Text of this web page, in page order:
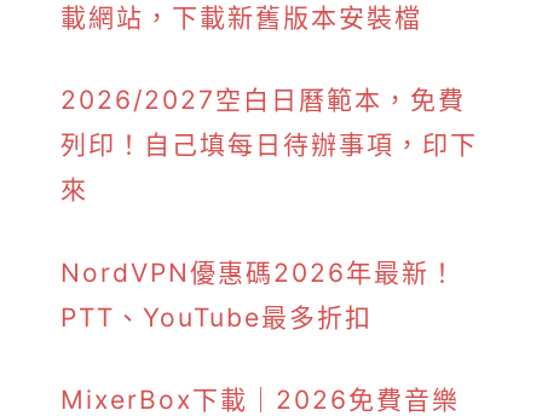
載網站，下載新舊版本安裝檔
2026/2027空白日曆範本，免費
列印！自己填每日待辦事項，印下
來
NordVPN優惠碼2026年最新！
PTT、YouTube最多折扣
MixerBox下載｜2026免費音樂